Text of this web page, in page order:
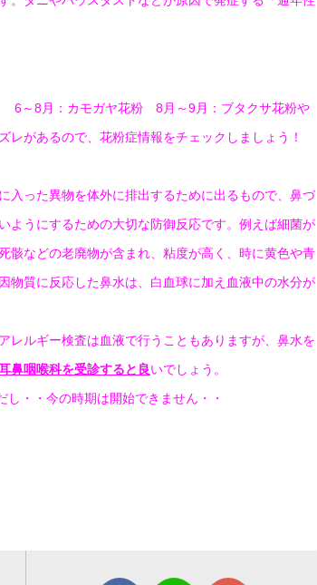
8月：カモガヤ花粉 8月～9月：ブタクサ花粉や
レがあるので、花粉症情報をチェックしましょう！
入った異物を体外に排出するために出るもので、鼻づ
ようにするための大切な防御反応です。例えば細菌が
骸などの老廃物が含まれ、粘度が高く、時に黄色や青
物質に反応した鼻水は、白血球に加え血液中の水分が
レルギー検査は血液で行うこともありますが、鼻水を
鼻咽喉科を受診すると良いでしょう。
・・今の時期は開始できません・・